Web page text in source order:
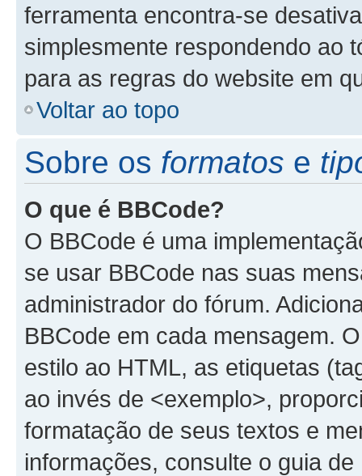
ferramenta encontra-se
simplesmente respondendo ao
para as regras do website em
Voltar ao topo
Sobre os formatos e
O que é BBCode?
O BBCode é uma
se usar BBCode nas suas
administrador do fórum.
BBCode em cada mensagem.
estilo ao HTML, as etiquetas
ao invés de <exemplo>,
formatação de seus textos e
informações, consulte o guia